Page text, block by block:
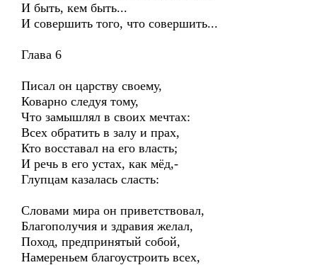
И быть, кем быть...
И совершить того, что совершить...
Глава 6
Писал он царству своему,
Коварно следуя тому,
Что замышлял в своих мечтах:
Всех обратить в залу и прах,
Кто восставал на его власть;
И речь в его устах, как мёд,-
Глупцам казалась сласть:
Словами мира он приветствовал,
Благополучия и здравия желал,
Поход, предпринятый собой,
Намереньем благоустроить всех,